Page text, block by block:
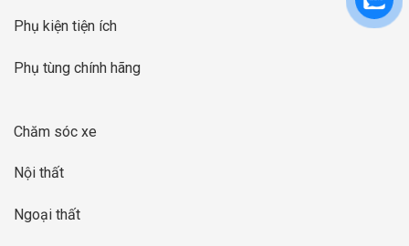
Phụ kiện tiện ích
Phụ tùng chính hãng
Chăm sóc xe
Nội thất
Ngoại thất